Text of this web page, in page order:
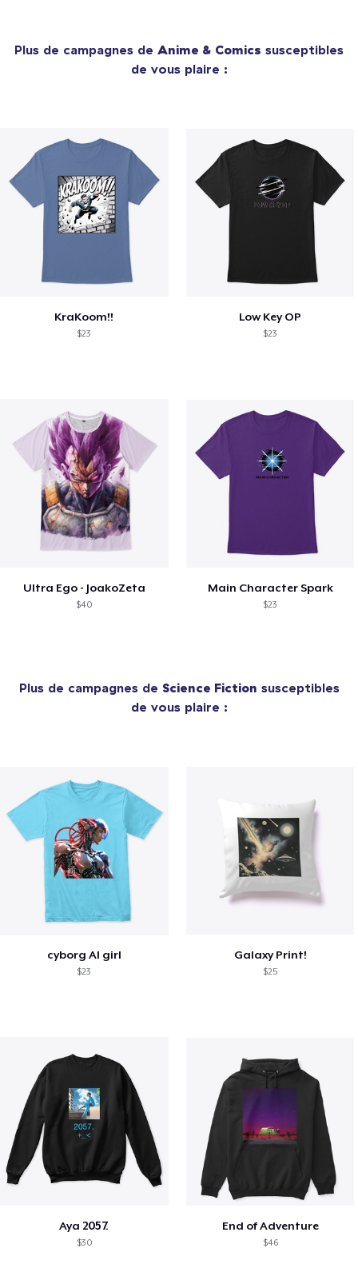
Plus de campagnes de Anime & Comics susceptibles
de vous plaire :
KraKoom!!
$23
Low Key OP
$23
Ultra Ego - JoakoZeta
$40
Main Character Spark
$23
Plus de campagnes de Science Fiction susceptibles
de vous plaire :
cyborg AI girl
$23
Galaxy Print!
$25
Aya 2057.
$30
End of Adventure
$46